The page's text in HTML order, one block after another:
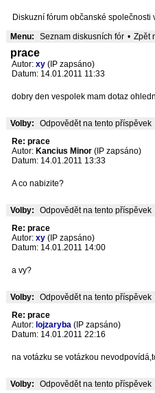
Diskuzní fórum občanské společnosti
Menu: Seznam diskusních fór • Zpět
prace
Autor: xy (IP zapsáno)
Datum: 14.01.2011 11:33
dobry den vespolek mam dotaz
Volby: Odpovědět na tento příspěvek
Re: prace
Autor: Kancius Minor (IP zapsáno)
Datum: 14.01.2011 13:33
A co nabizite?
Volby: Odpovědět na tento příspěvek
Re: prace
Autor: xy (IP zapsáno)
Datum: 14.01.2011 14:00
a vy?
Volby: Odpovědět na tento příspěvek
Re: prace
Autor: lojzaryba (IP zapsáno)
Datum: 14.01.2011 22:16
na votázku se votázkou
Volby: Odpovědět na tento příspěvek